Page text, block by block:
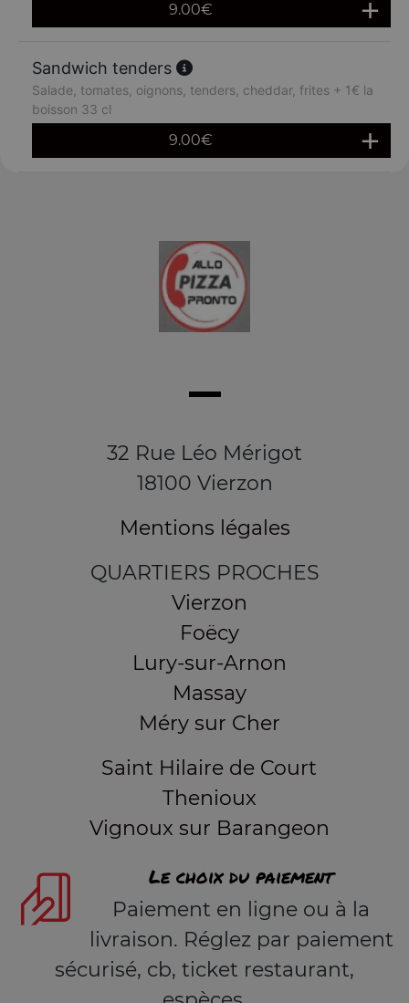
9.00€
Sandwich tenders
Salade, tomates, oignons, tenders, cheddar, frites + 1€ la
boisson 33 cl
9.00€
32 Rue Léo Mérigot
18100 Vierzon
Mentions légales
QUARTIERS PROCHES
Vierzon
Foëcy
Lury-sur-Arnon
Massay
Méry sur Cher
Saint Hilaire de Court
Thenioux
Vignoux sur Barangeon
Le choix du paiement
Paiement en ligne ou à la
livraison. Réglez par paiement
sécurisé, cb, ticket restaurant,